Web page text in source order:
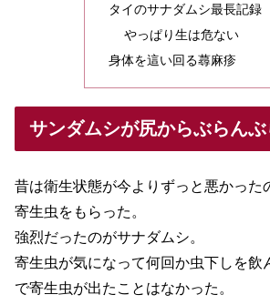
タイのサナダムシ最長記録
やっぱり生は危ない
身体を這い回る蕁麻疹
サンダムシが尻からぶらん
昔は衛生状態が今よりずっと悪かった
寄生虫をもらった。
強烈だったのがサナダムシ。
寄生虫が気になって何回か虫下しを飲
で寄生虫が出たことはなかった。